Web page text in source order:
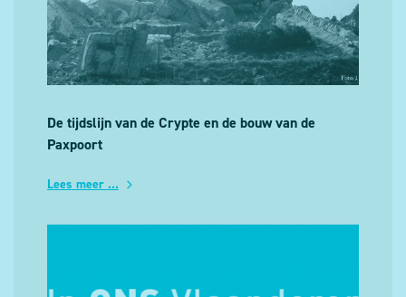
De tijdslijn van de Crypte en de bouw van de
Paxpoort
Lees meer ...